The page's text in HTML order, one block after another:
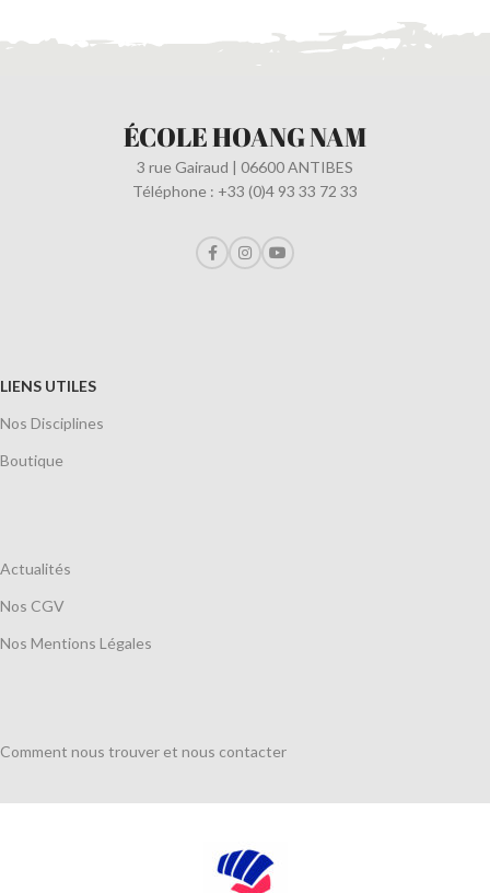
ÉCOLE HOANG NAM
3 rue Gairaud | 06600 ANTIBES
Téléphone : +33 (0)4 93 33 72 33
LIENS UTILES
Nos Disciplines
Boutique
Actualités
Nos CGV
Nos Mentions Légales
Comment nous trouver et nous contacter